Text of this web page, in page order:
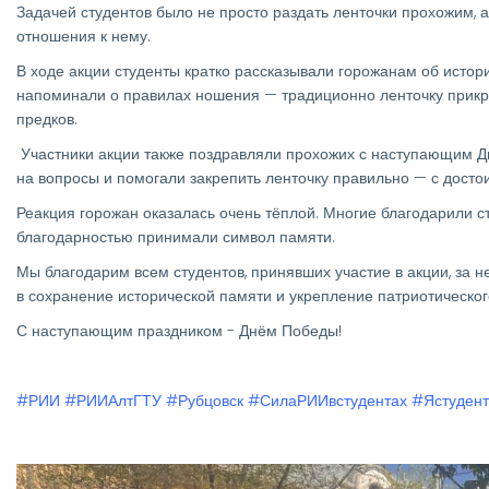
Задачей студентов было не просто раздать ленточки прохожим,
отношения к нему.
В ходе акции студенты кратко рассказывали горожанам об
напоминали о правилах ношения — традиционно ленточку
предков.
Участники акции также поздравляли прохожих с наступающим
на вопросы и помогали закрепить ленточку правильно — с
Реакция горожан оказалась очень тёплой. Многие
благодарностью принимали символ памяти.
Мы благодарим всем студентов, принявших участие в акции,
в сохранение исторической памяти и укрепление
С наступающим праздником - Днём Победы!
#РИИ #РИИАлтГТУ #Рубцовск #СилаРИИвстудентах
Изображение